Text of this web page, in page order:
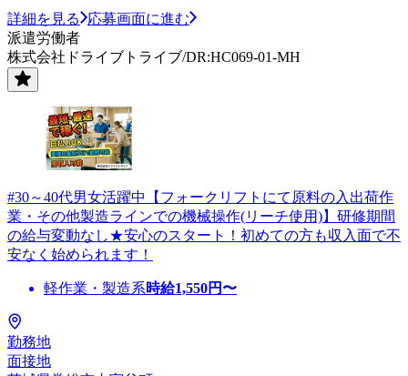
詳細を見る
応募画面に進む
派遣労働者
株式会社ドライブトライブ/DR:HC069-01-MH
#30～40代男女活躍中【フォークリフトにて原料の入出荷作
業・その他製造ラインでの機械操作(リーチ使用)】研修期間
の給与変動なし★安心のスタート！初めての方も収入面で不
安なく始められます！
軽作業・製造系時給1,550円〜
勤務地
面接地